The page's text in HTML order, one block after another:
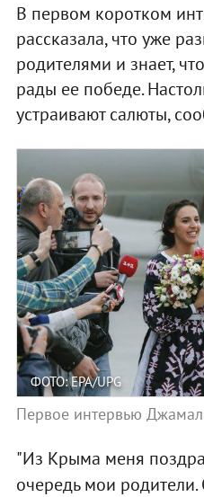
В первом коротком
рассказала, что уже
родителями и знает,
рады ее победе.
устраивают салюты,
ФОТО: EPA/UPG
Первое интервью
"Из Крыма меня
очередь мои родители.